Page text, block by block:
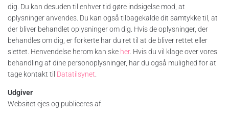
dig. Du kan desuden til enhver tid gøre indsigelse mod, at
oplysninger anvendes. Du kan også tilbagekalde dit samtykke til, at
der bliver behandlet oplysninger om dig. Hvis de oplysninger, der
behandles om dig, er forkerte har du ret til at de bliver rettet eller
slettet. Henvendelse herom kan ske her. Hvis du vil klage over vores
behandling af dine personoplysninger, har du også mulighed for at
tage kontakt til Datatilsynet
Udgiver
Websitet ejes og publiceres af: